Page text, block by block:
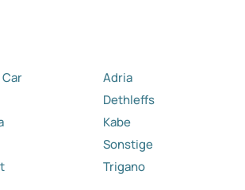
Adria
Dethleffs
Kabe
Sonstige
Trigano